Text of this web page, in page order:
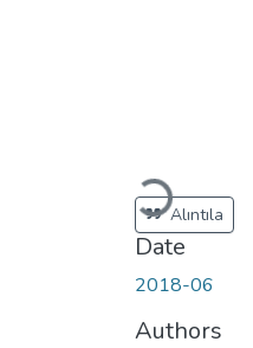
Loading...
Alıntıla
Date
2018-06
Authors